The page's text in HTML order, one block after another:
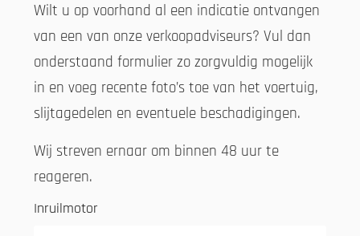
Wilt u op voorhand al een indicatie ontvangen
van een van onze verkoopadviseurs? Vul dan
onderstaand formulier zo zorgvuldig mogelijk
in en voeg recente foto’s toe van het voertuig,
slijtagedelen en eventuele beschadigingen.
Wij streven ernaar om binnen 48 uur te
reageren.
Inruilmotor